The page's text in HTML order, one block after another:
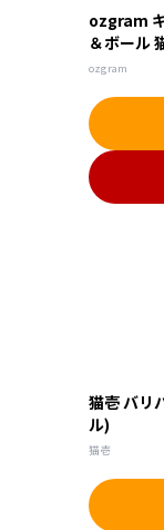
ozgram
＆ボール
ozgram
猫壱 バリ
ル)
猫壱